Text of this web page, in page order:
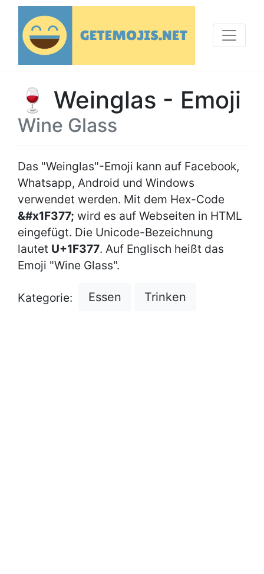
🍷 Weinglas - Emoji
Wine Glass
Das "Weinglas"-Emoji kann auf Facebook,
Whatsapp, Android und Windows
verwendet werden. Mit dem Hex-Code
&#x1F377; wird es auf Webseiten in HTML
eingefügt. Die Unicode-Bezeichnung
lautet U+1F377. Auf Englisch heißt das
Emoji "Wine Glass".
Kategorie: Essen Trinken